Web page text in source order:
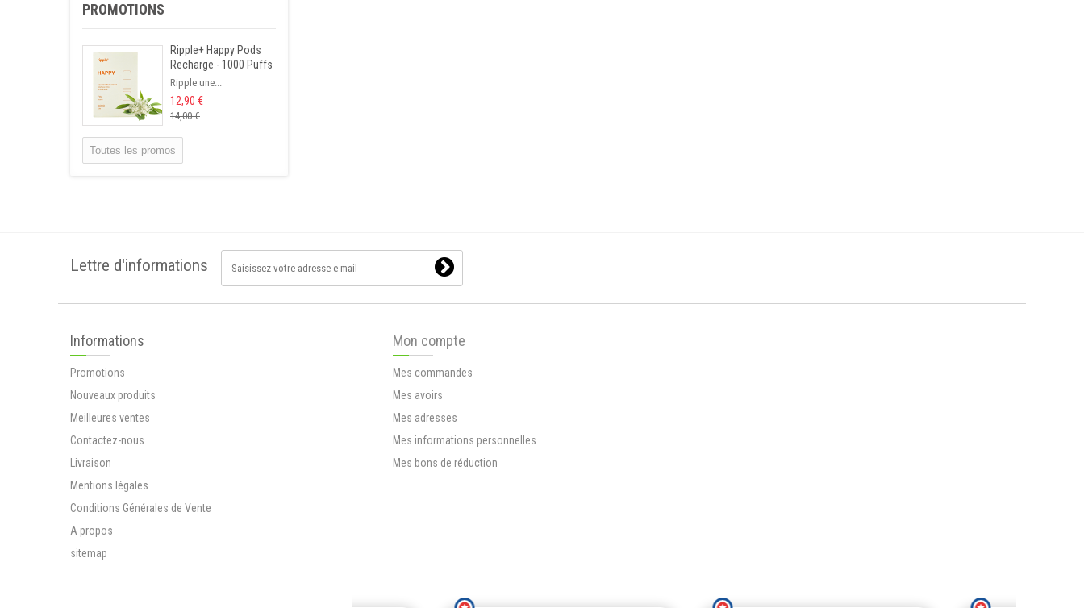
Infusion Foie
Cholestérol
Mélange de...
Infusettes Calcul
Mélange de...
Recharge - 1000
PROMOTIONS
Ripple+ Happy Pods
Recharge - 1000 Puffs
Ripple une...
12,90 €
14,00 €
Toutes les promos
Lettre d'informations
Informations
Promotions
Nouveaux produits
Meilleures ventes
Contactez-nous
Livraison
Mentions légales
Conditions Générales de Vente
A propos
sitemap
Mon compte
Mes commandes
Mes avoirs
Mes adresses
Mes informations personnelles
Mes bons de réduction